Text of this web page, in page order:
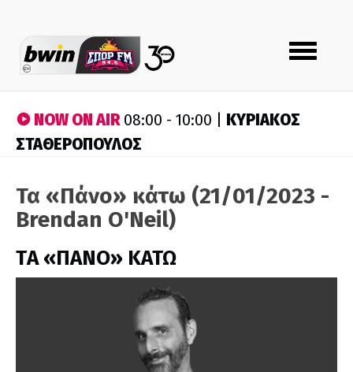
Toggle
navigation
NOW ON AIR08:00 - 10:00 | ΚΥΡΙΑΚΟΣ
ΣΤΑΘΕΡΟΠΟΥΛΟΣ
Τα «Πάνο» κάτω (21/01/2023 -
Brendan O'Neil)
ΤA «ΠΑΝΟ» ΚΑΤΩ